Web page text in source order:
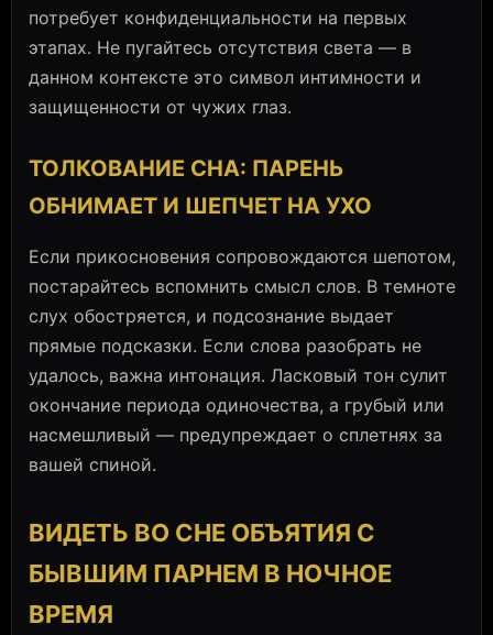
потребует конфиденциальности на первых
этапах. Не пугайтесь отсутствия света — в
данном контексте это символ интимности и
защищенности от чужих глаз.
ТОЛКОВАНИЕ СНА: ПАРЕНЬ
ОБНИМАЕТ И ШЕПЧЕТ НА УХО
Если прикосновения сопровождаются шепотом,
постарайтесь вспомнить смысл слов. В темноте
слух обостряется, и подсознание выдает
прямые подсказки. Если слова разобрать не
удалось, важна интонация. Ласковый тон сулит
окончание периода одиночества, а грубый или
насмешливый — предупреждает о сплетнях за
вашей спиной.
ВИДЕТЬ ВО СНЕ ОБЪЯТИЯ С
БЫВШИМ ПАРНЕМ В НОЧНОЕ
ВРЕМЯ